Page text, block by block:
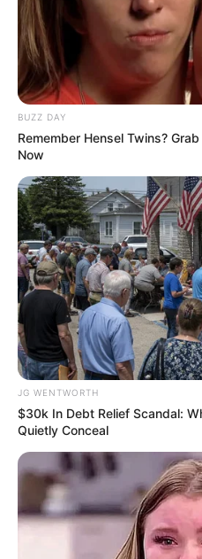
การงาน :ถือว่าดีกว่าที่ผ่าน
มีเกณฑ์ได้รับความช่วยเหลือ
งานเสริม มีรายได้ใหม่ๆ ใค
ข้างไปได้สวย ปิดการขายได้
การเงิน :มีเกณฑ์ได้รับเงิน
เสี่ยงโชค แต่ให้ระวังเก็บเงิน
สุขภาพ :มีเกณฑ์ล้มป่วยกะ
คล้ายโรคซึมเศร้า
ความรัก :กำลังตามจีบใครอ
จะดีที่สุด คู่รักงอนกันเก่งเพ
ชาวราศีพฤษภ (เกิ
พฤษภาคม ถึง 14
การงาน :ไปในทิศทางที่ดีขึ้น
ใหม่ๆ ขยับขยายได้เลื่อนยศ
ค่อนข้างไปได้สวย มีเกณฑ์ได้เ
ทำงาน
การเงิน : ดวงการเงินโดดเด่
ผลกำไรกลับคืน ลูกหนี้นำเงิน
ต่างๆ เข้ามา
BUZZ DAY
Remember Hensel Twins?
Now
JG WENTWORTH
$30k In Debt Relief Scandal:
Quietly Conceal